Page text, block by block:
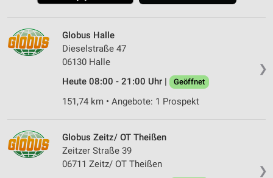
❯
Globus Halle
Dieselstraße 47
06130 Halle
Heute 08:00 - 21:00 Uhr |
Geöffnet
151,74 km • Angebote: 1 Prospekt
❯
Globus Zeitz/ OT Theißen
Zeitzer Straße 39
06711 Zeitz/ OT Theißen